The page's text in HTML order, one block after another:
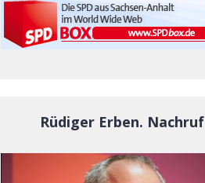
Rüdiger Erben. Nachruf